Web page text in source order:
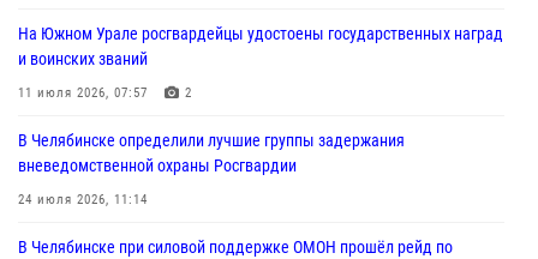
В Челябинской области росгвардейцами по горячим следам
задержан подозреваемый в грабеже
На Южном Урале росгвардейцы удостоены государственных наград
и воинских званий
11 июля 2026, 07:57 2
В Челябинске определили лучшие группы задержания
вневедомственной охраны Росгвардии
24 июля 2026, 11:14
В Челябинске при силовой поддержке ОМОН прошёл рейд по